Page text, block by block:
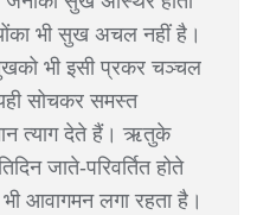
भी सुख अचल नहीं है।
भी इसी प्रकर चञ्चल
सोचकर समस्त
त्याग देते हैं। ऋतुके
जाते-परिवर्तित होते
आवागमन लगा रहता है।